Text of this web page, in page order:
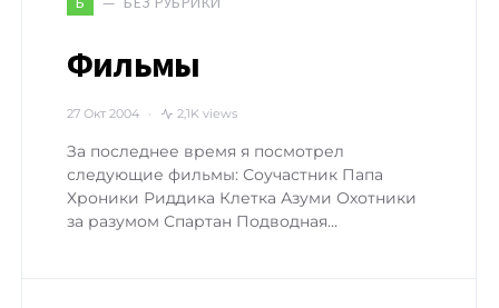
Фильмы
27 Окт 2004 2,1K views
За последнее время я посмотрел
следующие фильмы: Соучастник Папа
Хроники Риддика Клетка Азуми Охотники
за разумом Спартан Подводная…